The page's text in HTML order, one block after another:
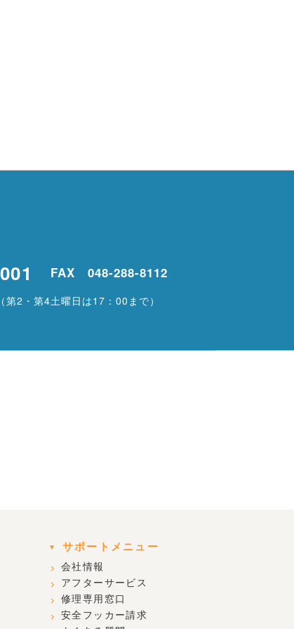
FAX 048-288-8112
（第2・第4土曜日は17：00まで）
サポートメニュー
会社情報
アフターサービス
修理専用窓口
安全フッカー請求